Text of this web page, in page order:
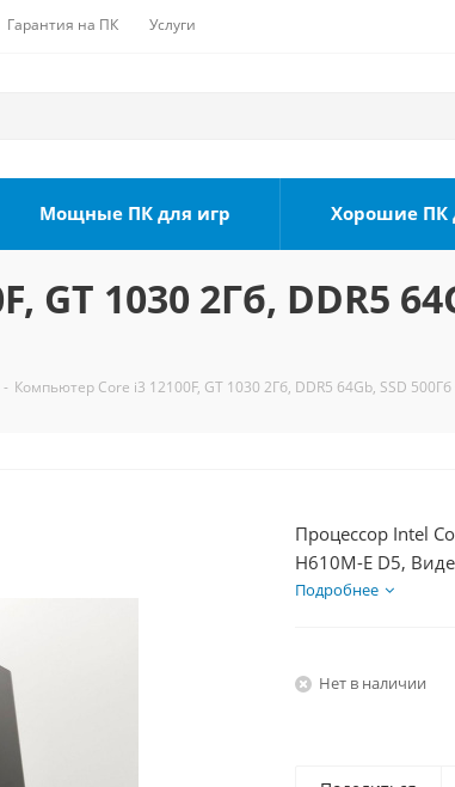
Гарантия на ПК Услуги
Мощные ПК для игр Хорошие ПК
1030 2Гб, DDR5
- Компьютер Core i3 12100F, GT 1030 2Гб, DDR5 64Gb, SSD
Процессор Intel
H610M-E D5,
HDD 2Тб, БП 500Вт
Подробнее
Нет в наличии